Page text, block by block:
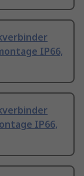
IP66,
IP66,